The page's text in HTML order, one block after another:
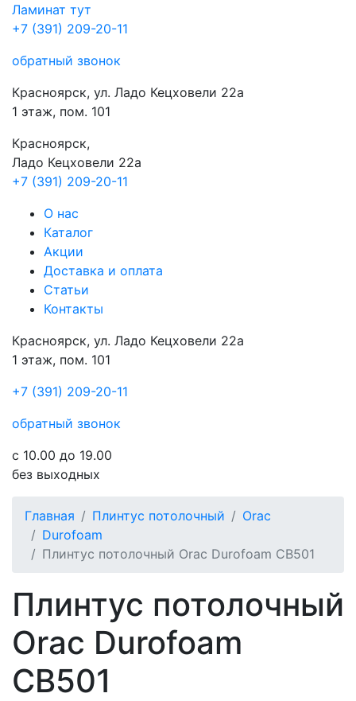
Ламинат тут
+7 (391) 209-20-11
обратный звонок
Красноярск, ул. Ладо Кецховели 22а
1 этаж, пом. 101
Красноярск,
Ладо Кецховели 22a
+7 (391) 209-20-11
О нас
Каталог
Акции
Доставка и оплата
Cтатьи
Контакты
Красноярск, ул. Ладо Кецховели 22а
1 этаж, пом. 101
+7 (391) 209-20-11
обратный звонок
с 10.00 до 19.00
без выходных
Главная Плинтус потолочный
Orac
Durofoam
Плинтус потолочный Orac Durofoam CB501
Плинтус потолочный
Orac Durofoam
CB501